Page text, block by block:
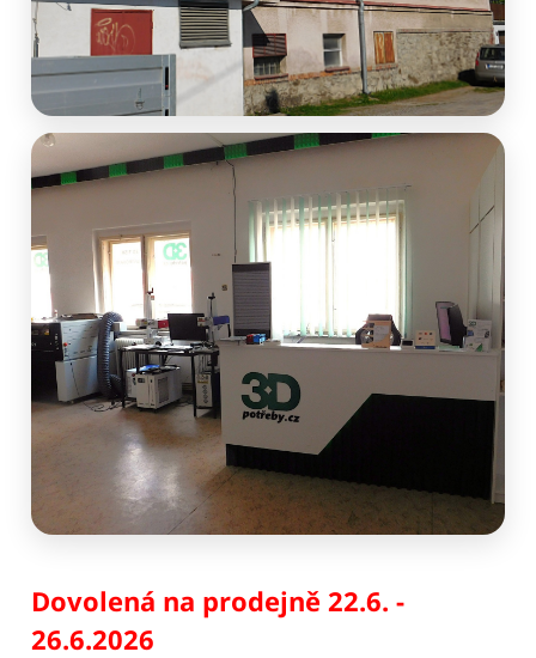
Dovolená na prodejně 22.6. -
26.6.2026